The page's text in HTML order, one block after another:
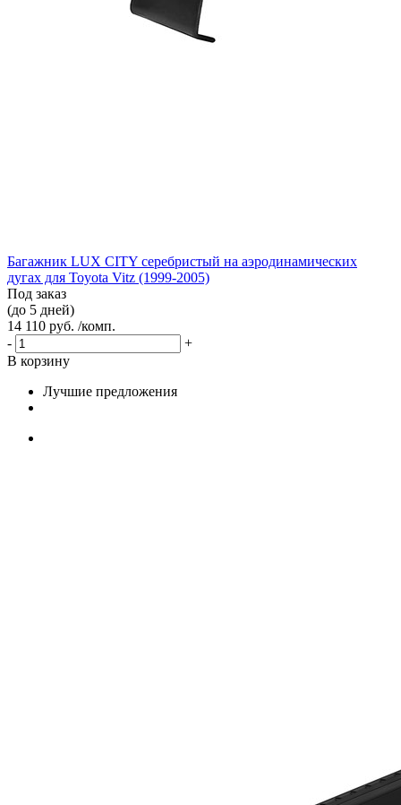
Багажник LUX CITY серебристый на аэродинамических
дугах для Toyota Vitz (1999-2005)
Под заказ
(до 5 дней)
14 110 руб. /комп.
-
+
В корзину
Лучшие предложения